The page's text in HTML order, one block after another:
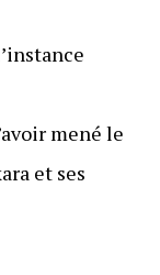
mené le
et ses